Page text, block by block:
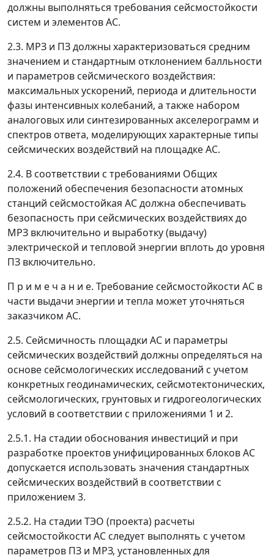
должны выполняться требования сейсмостойкости
систем и элементов АС.
2.3. МРЗ и ПЗ должны характеризоваться средним
значением и стандартным отклонением балльности
и параметров сейсмического воздействия:
максимальных ускорений, периода и длительности
фазы интенсивных колебаний, а также набором
аналоговых или синтезированных акселерограмм и
спектров ответа, моделирующих характерные типы
сейсмических воздействий на площадке АС.
2.4. В соответствии с требованиями Общих
положений обеспечения безопасности атомных
станций сейсмостойкая АС должна обеспечивать
безопасность при сейсмических воздействиях до
МРЗ включительно и выработку (выдачу)
электрической и тепловой энергии вплоть до уровня
ПЗ включительно.
П р и м е ч а н и е. Требование сейсмостойкости АС в
части выдачи энергии и тепла может уточняться
заказчиком АС.
2.5. Сейсмичность площадки АС и параметры
сейсмических воздействий должны определяться на
основе сейсмологических исследований с учетом
конкретных геодинамических, сейсмотектонических,
сейсмологических, грунтовых и гидрогеологических
условий в соответствии с приложениями 1 и 2.
2.5.1. На стадии обоснования инвестиций и при
разработке проектов унифицированных блоков АС
допускается использовать значения стандартных
сейсмических воздействий в соответствии с
приложением 3.
2.5.2. На стадии ТЭО (проекта) расчеты
сейсмостойкости АС следует выполнять с учетом
параметров ПЗ и МРЗ, установленных для